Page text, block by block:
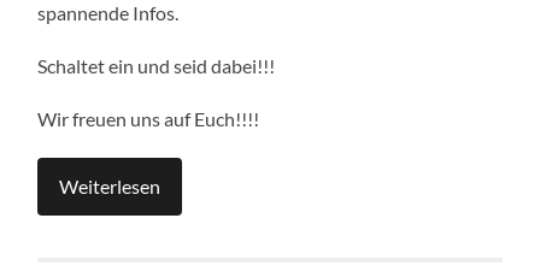
spannende Infos.
Schaltet ein und seid dabei!!!
Wir freuen uns auf Euch!!!!
Weiterlesen